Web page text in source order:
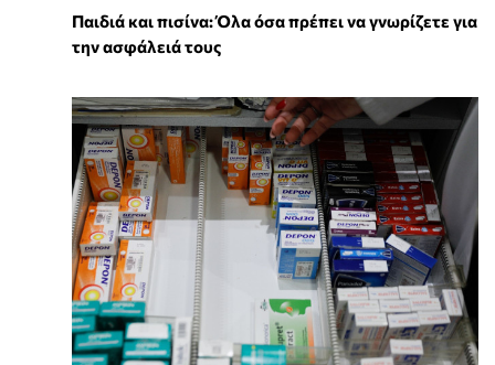
Παιδιά και πισίνα: Όλα όσα πρέπει να γνωρίζετε για
την ασφάλειά τους